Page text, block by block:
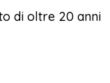
di oltre 20 anni